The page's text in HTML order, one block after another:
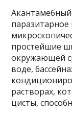
простейшие
окружающей
воде,
растворах,
цисты,